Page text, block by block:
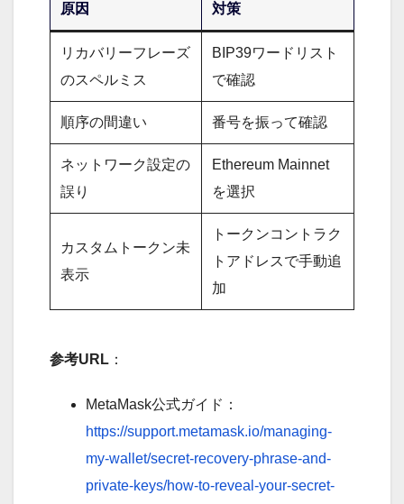
原因 対策
リカバリーフレーズ
のスペルミス
BIP39ワードリスト
で確認
順序の間違い 番号を振って確認
ネットワーク設定の
誤り
Ethereum Mainnet
を選択
カスタムトークン未
表示
トークンコントラク
トアドレスで手動追
加
参考URL ：
MetaMask公式ガイド：
https://support.metamask.io/managing-
my-wallet/secret-recovery-phrase-and-
private-keys/how-to-reveal-your-secret-